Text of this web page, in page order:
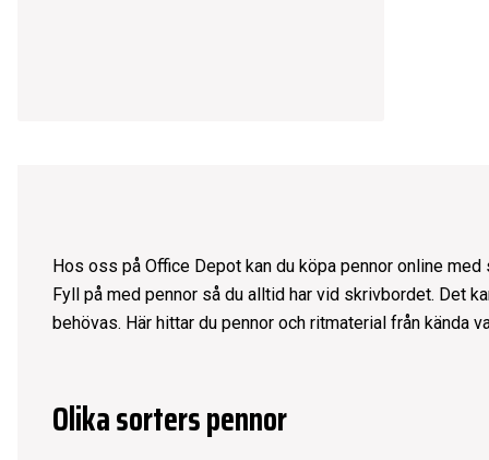
Hos oss på Office Depot kan du köpa pennor online
Fyll på med pennor så du alltid har vid skrivbordet. Det
behövas. Här hittar du pennor och ritmaterial från kända
Olika sorters pennor